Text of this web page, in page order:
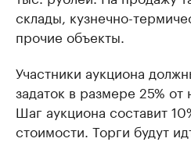
склады, кузнечно-
прочие объекты.
Участники аукциона
задаток в размере 25% от
Шаг аукциона составит
стоимости. Торги будут